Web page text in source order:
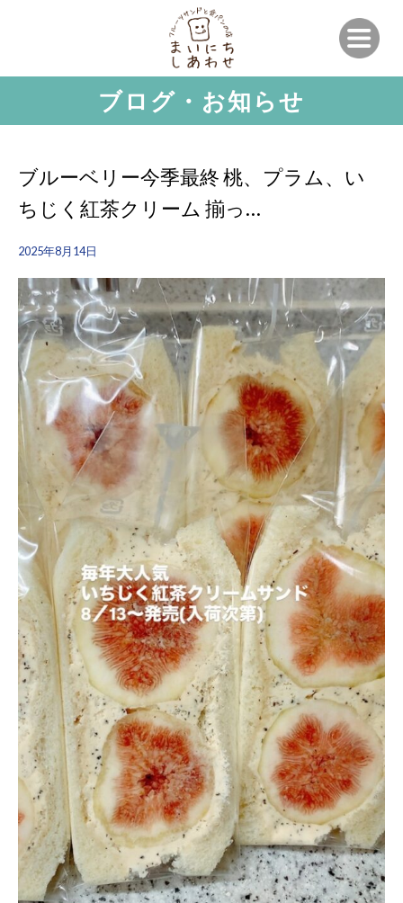
ブログ・お知らせ
ブルーベリー今季最終 桃、プラム、い
ちじく紅茶クリーム 揃っ…
2025年8月14日